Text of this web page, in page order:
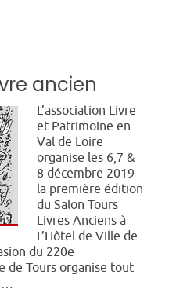
ancien
L’association Livre
et Patrimoine en
Val de Loire
organise les 6,7 &
8 décembre 2019
la première édition
du Salon Tours
Livres Anciens à
L’Hôtel de Ville de
du 220e
de Tours organise tout